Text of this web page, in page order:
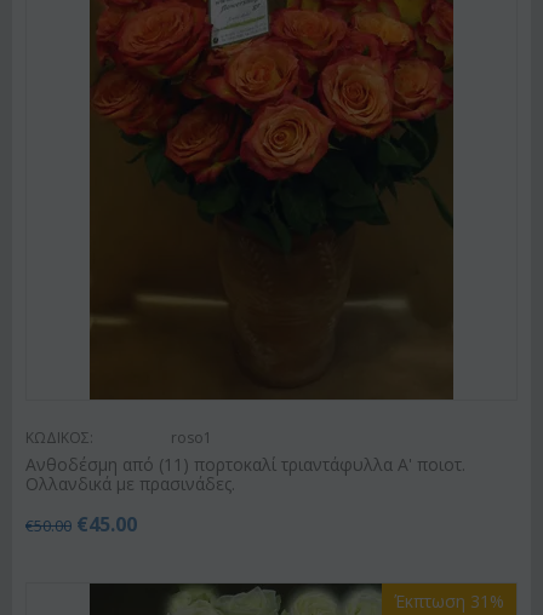
ΚΩΔΙΚΟΣ: roso1
Ανθοδέσμη από (11) πορτοκαλί τριαντάφυλλα Α' ποιοτ.
Ολλανδικά με πρασινάδες.
€50.00 €45.00
Έκπτωση 31%